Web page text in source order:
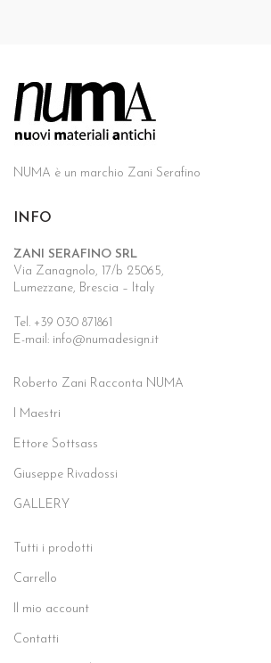
NUMA è un marchio Zani Serafino
INFO
ZANI SERAFINO SRL
Via Zanagnolo, 17/b 25065,
Lumezzane, Brescia – Italy
Tel. +39 030 871861
E-mail: info@numadesign.it
Roberto Zani Racconta NUMA
I Maestri
Ettore Sottsass
Giuseppe Rivadossi
GALLERY
Tutti i prodotti
Carrello
Il mio account
Contatti